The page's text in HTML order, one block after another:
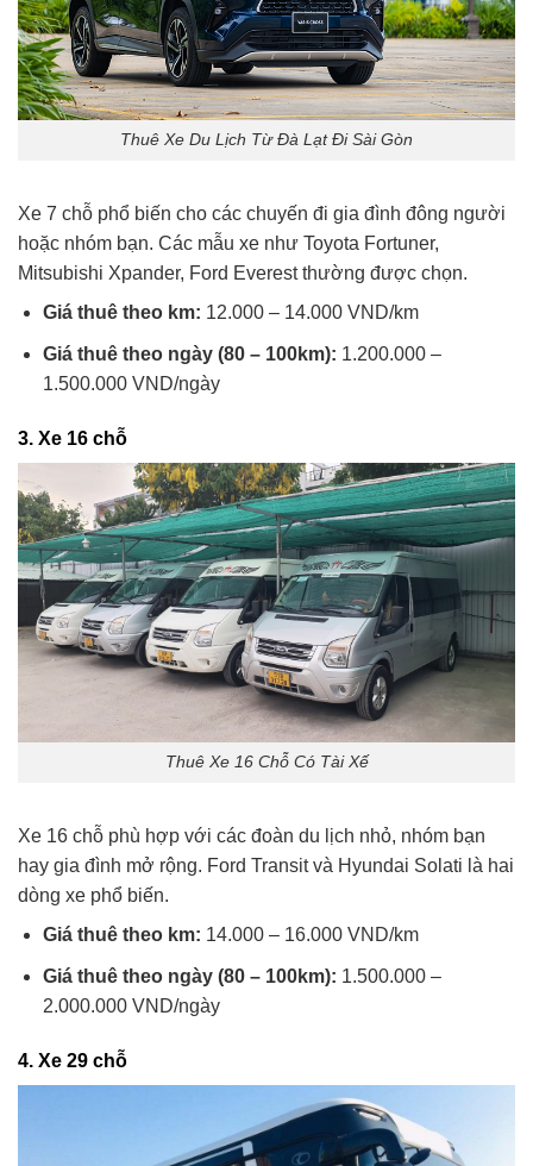
Thuê Xe Du Lịch Từ Đà Lạt Đi Sài Gòn
Xe 7 chỗ phổ biến cho các chuyến đi gia đình đông người
hoặc nhóm bạn. Các mẫu xe như Toyota Fortuner,
Mitsubishi Xpander, Ford Everest thường được chọn.
Giá thuê theo km: 12.000 – 14.000 VND/km
Giá thuê theo ngày (80 – 100km): 1.200.000 –
1.500.000 VND/ngày
3. Xe 16 chỗ
Thuê Xe 16 Chỗ Có Tài Xế
Xe 16 chỗ phù hợp với các đoàn du lịch nhỏ, nhóm bạn
hay gia đình mở rộng. Ford Transit và Hyundai Solati là hai
dòng xe phổ biến.
Giá thuê theo km: 14.000 – 16.000 VND/km
Giá thuê theo ngày (80 – 100km): 1.500.000 –
2.000.000 VND/ngày
4. Xe 29 chỗ